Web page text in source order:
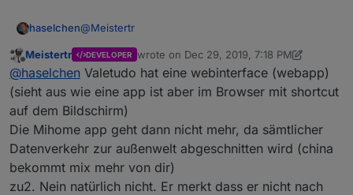
haselchen@Meistertr
Das heisst die Mihome App geht nicht mehr?
GIbt es dann das Valetudo als App?
Hast Du auch eine Antwort auf meine 2. Frage? :)
"Nächste kleine Frage: Wenn ich das Teil in den
2.Stock bringe und er fertig mit saugen ist, purzelt
er dann die Treppe runter zu seiner Station oder
wie läuft das dann ab?"
Offline
Meistertr DEVELOPER wrote on Dec 29, 2019, 7:18 PM
last edited by Meistertr Dec 29, 2019, 8:19
@haselchen Valetudo hat eine webinterface (webapp)
(sieht aus wie eine app ist aber im Browser mit shortcut
auf dem Bildschirm)
Die Mihome app geht dann nicht mehr, da sämtlicher
Datenverkehr zur außenwelt abgeschnitten wird (china
bekommt mix mehr von dir)
zu2. Nein natürlich nicht. Er merkt dass er nicht nach